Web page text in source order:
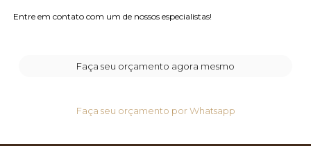
Entre em contato com um de nossos especialistas!
Faça seu orçamento agora mesmo
Faça seu orçamento por Whatsapp